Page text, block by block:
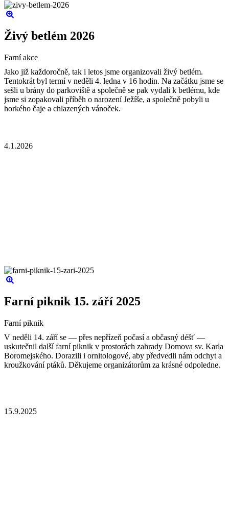
Živý betlém 2026
Farní akce
Jako již každoročně, tak i letos jsme organizovali živý betlém.
Tentokrát byl termí v neděli 4. ledna v 16 hodin. Na začátku jsme se
sešli u brány do parkoviště a společně se pak vydali k betlému, kde
jsme si zopakovali příběh o narození Ježíše, a společně pobyli u
horkého čaje a chlazených vánoček.
4.1.2026
Farní piknik 15. září 2025
Farní piknik
V neděli 14. září se — přes nepřízeň počasí a občasný déšť —
uskutečnil další farní piknik v prostorách zahrady Domova sv. Karla
Boromejského. Dorazili i ornitologové, aby předvedli nám odchyt a
kroužkování ptáků. Děkujeme organizátorům za krásné odpoledne.
15.9.2025